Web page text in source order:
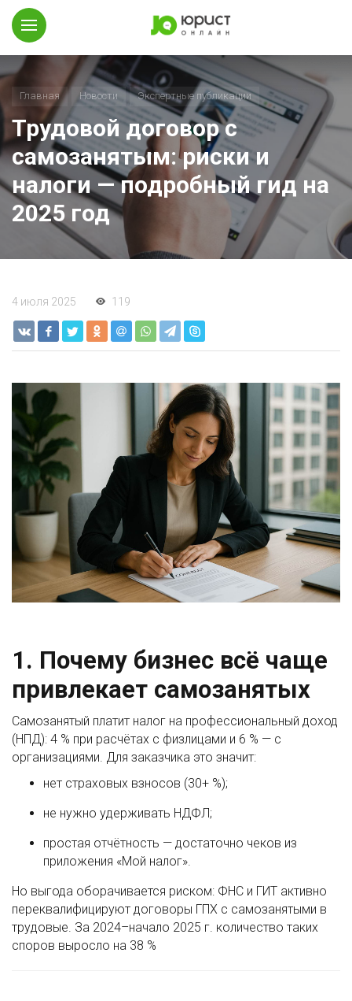
Главная Новости Экспертные публикации
Трудовой договор с
самозанятым: риски и
налоги — подробный гид на
2025 год
4 июля 2025 119
1. Почему бизнес всё чаще
привлекает самозанятых
Самозанятый платит налог на профессиональный доход
(НПД): 4 % при расчётах с физлицами и 6 % — с
организациями. Для заказчика это значит:
нет страховых взносов (30+ %);
не нужно удерживать НДФЛ;
простая отчётность — достаточно чеков из
приложения «Мой налог».
Но выгода оборачивается риском: ФНС и ГИТ активно
переквалифицируют договоры ГПХ с самозанятыми в
трудовые. За 2024–начало 2025 г. количество таких
споров выросло на 38 %